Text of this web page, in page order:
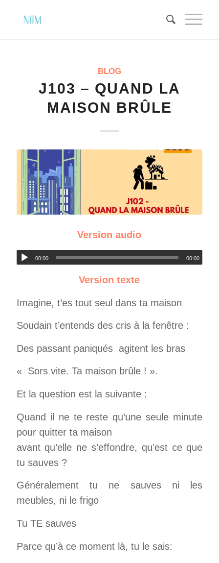
BLOG
J103 – QUAND LA
MAISON BRÛLE
Version audio
00:00 00:00
Version texte
Imagine, t’es tout seul dans ta maison
Soudain t’entends des cris à la fenêtre :
Des passant paniqués agitent les bras
« Sors vite. Ta maison brûle ! ».
Et la question est la suivante :
Quand il ne te reste qu’une seule minute
pour quitter ta maison
avant qu’elle ne s’effondre, qu’est ce que
tu sauves ?
Généralement tu ne sauves ni les
meubles, ni le frigo
Tu TE sauves
Parce qu’à ce moment là, tu le sais: